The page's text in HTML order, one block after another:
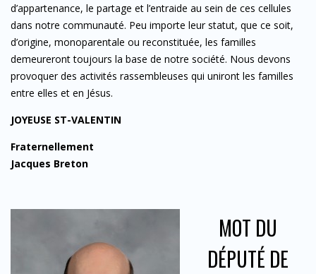
d’appartenance, le partage et l’entraide au sein de ces cellules
dans notre communauté. Peu importe leur statut, que ce soit,
d’origine, monoparentale ou reconstituée, les familles
demeureront toujours la base de notre société. Nous devons
provoquer des activités rassembleuses qui uniront les familles
entre elles et en Jésus.
JOYEUSE ST-VALENTIN
Fraternellement
Jacques Breton
MOT DU
DÉPUTÉ DE